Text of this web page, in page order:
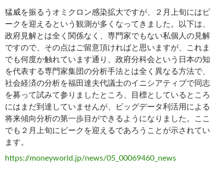
猛威を振るうオミクロン感染拡大ですが、２月上旬にはピ
ークを迎えるという観測が多くなってきました。以下は、
政府見解とは全く関係なく、専門家でもない私個人の見解
ですので、その点はご留意頂ければと思いますが、これま
でも何度か触れています通り、政府分科会という日本の知
を代表する専門家集団の分析手法とは全く異なる方法で、
社会経済の分析を福田達夫代議士のイニシアティブで同志
を募って試みて参りましたところ、目標としているところ
にはまだ到達していませんが、ビッグデータ利活用による
将来傾向分析の第一歩目ができるようになりました。ここ
でも２月上旬にピークを迎えるであろうことが示されてい
ます。
https://moneyworld.jp/news/05_00069460_news